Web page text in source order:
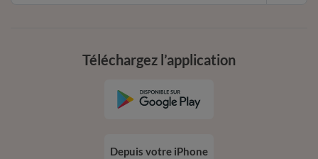
Téléchargez l’application
Depuis votre iPhone